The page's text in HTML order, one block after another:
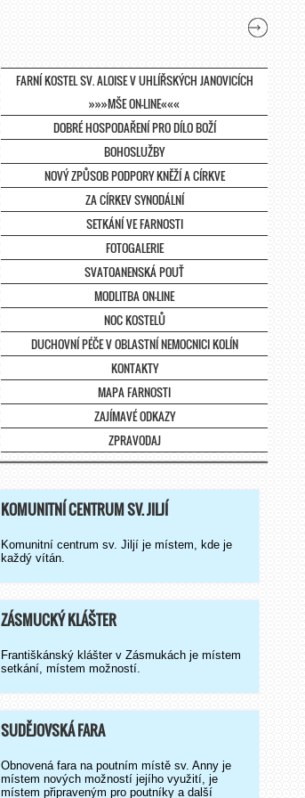
FARNÍ KOSTEL SV. ALOISE V UHLÍŘSKÝCH JANOVICÍCH
»»»MŠE ON-LINE«««
DOBRÉ HOSPODAŘENÍ PRO DÍLO BOŽÍ
BOHOSLUŽBY
NOVÝ ZPŮSOB PODPORY KNĚŽÍ A CÍRKVE
ZA CÍRKEV SYNODÁLNÍ
SETKÁNÍ VE FARNOSTI
FOTOGALERIE
SVATOANENSKÁ POUŤ
MODLITBA ON-LINE
NOC KOSTELŮ
DUCHOVNÍ PÉČE V OBLASTNÍ NEMOCNICI KOLÍN
KONTAKTY
MAPA FARNOSTI
ZAJÍMAVÉ ODKAZY
ZPRAVODAJ
KOMUNITNÍ CENTRUM SV. JILJÍ
Komunitní centrum sv. Jiljí je místem, kde je
každý vítán.
ZÁSMUCKÝ KLÁŠTER
Františkánský klášter v Zásmukách je místem
setkání, místem možností.
SUDĚJOVSKÁ FARA
Obnovená fara na poutním místě sv. Anny je
místem nových možností jejího využití, je
místem připraveným pro poutníky a další